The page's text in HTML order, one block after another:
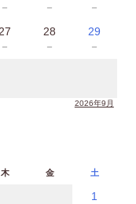
－
－
－
27
－
28
－
29
－
2026年9月
木 金 土
1